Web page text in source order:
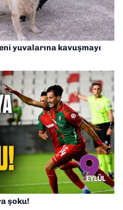
yuvalarına kavuşmayı
şoku!